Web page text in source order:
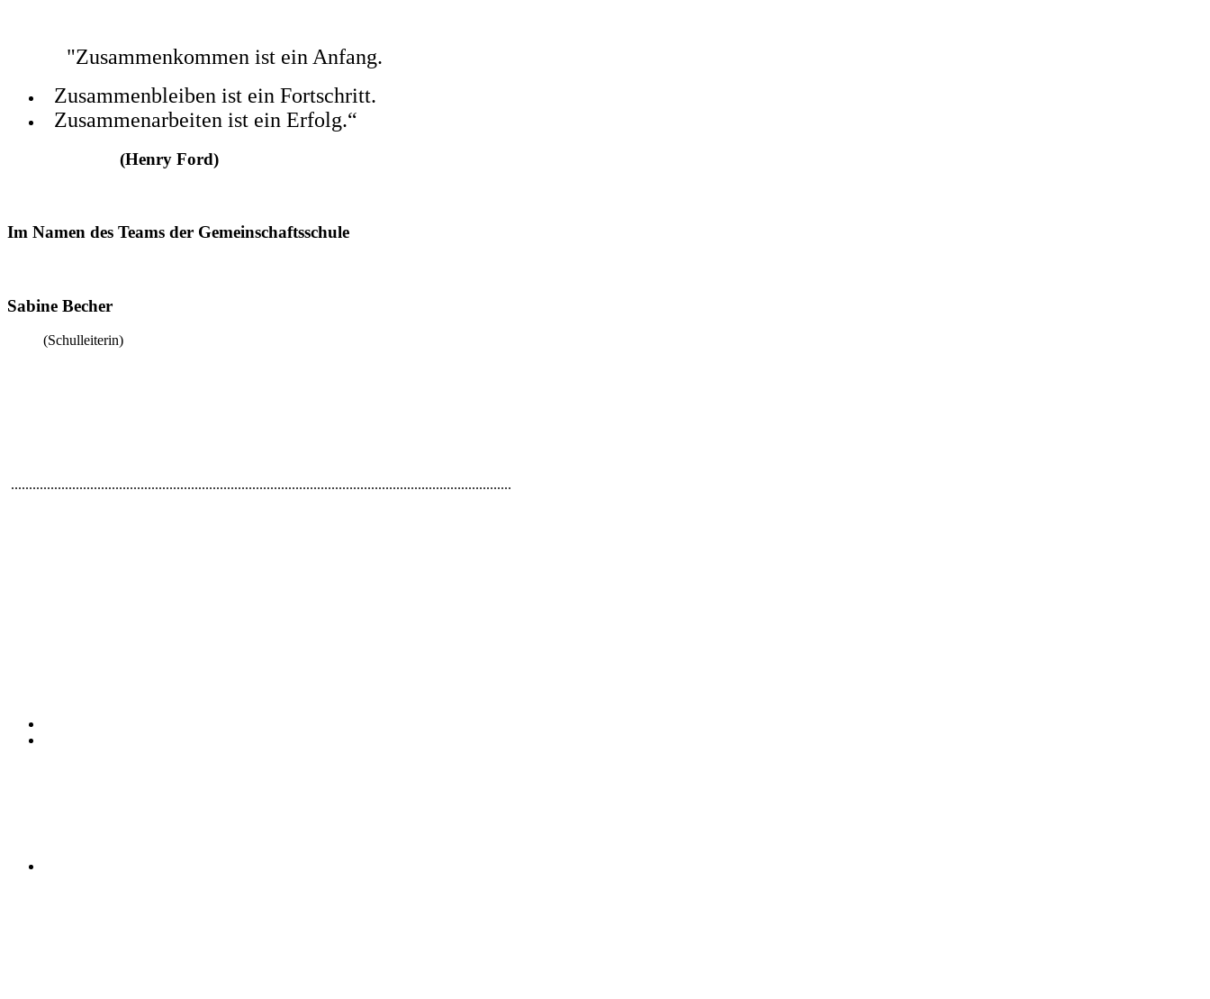
"Zusammenkommen ist ein Anfang.
Zusammenbleiben ist ein Fortschritt.
Zusammenarbeiten ist ein Erfolg.“
(Henry Ford)
Im Namen des Teams der Gemeinschaftsschule
Sabine Becher
(Schulleiterin)
...........................................................................................................................................